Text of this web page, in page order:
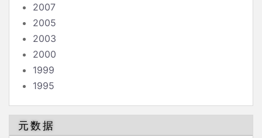
2007
2005
2003
2000
1999
1995
元数据